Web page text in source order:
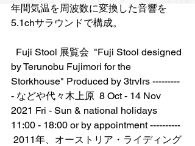
年間気温を周波数に変換した音響を
5.1chサラウンドで構成。
by Terunobu Fujimori for the
Storkhouse" Produced by 3trvlrs ---------
- などや代々木上原  8 Oct - 14 Nov
2021 Fri - Sun & national holidays
11:00 - 18:00 or by appointment ----------
2011年、オーストリア・ライディング